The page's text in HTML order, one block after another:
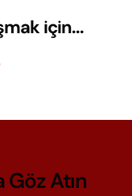
için...
Göz Atın